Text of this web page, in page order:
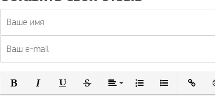
Полужирный
КурсивПодчеркнутый
ЗачеркнутыйВыравнивание
Нумерованный список